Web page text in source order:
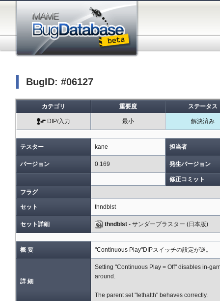
BugID: #06127
カテゴリ 重要度 ステータス
DIP/入力 最小 解決済み
テスター kane 担当者
バージョン 0.169 発生バージョン
修正コミット
フラグ
セット thndblst
セット詳細 thndblst - サンダーブラスター (日本版)
概 要 "Continuous Play"DIPスイッチの設定が逆。
詳 細
Setting "Continuous Play = Off" disables in-
around.
The parent set "lethalth" behaves correctly.